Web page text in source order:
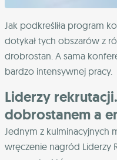
Jak podkreśliła program
dotykał tych obszarów z
drobrostan. A sama
bardzo intensywnej pracy.
Liderzy
dobrostanem a
Jednym z kulminacyjnych
wręczenie nagród Liderzy